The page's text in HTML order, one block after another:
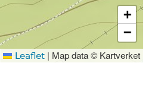
+
−
Leaflet | Map data © Kartverket